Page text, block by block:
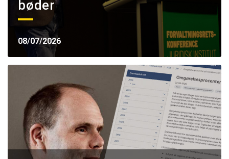
bøder
08/07/2026